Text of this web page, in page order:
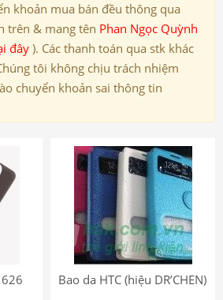
khoản mua bán đều thông qua
trên & mang tên Phan Ngọc Quỳnh
đây ). Các thanh toán qua stk khác
tôi không chịu trách nhiệm
chuyển khoản sai thông tin
Bao da HTC (hiệu DR’CHEN)